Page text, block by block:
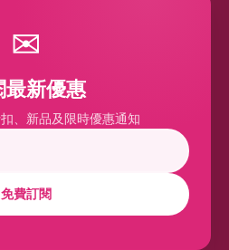
✉
最新優惠
、新品及限時優惠通知
免費訂閱